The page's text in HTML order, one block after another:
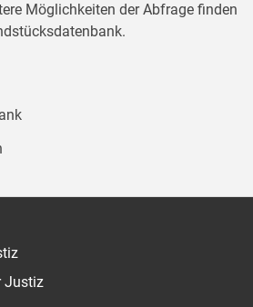
Möglichkeiten der Abfrage finden
Justiz